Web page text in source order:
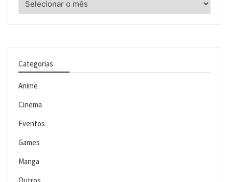
Categorias
Anime
Cinema
Eventos
Games
Manga
Outros